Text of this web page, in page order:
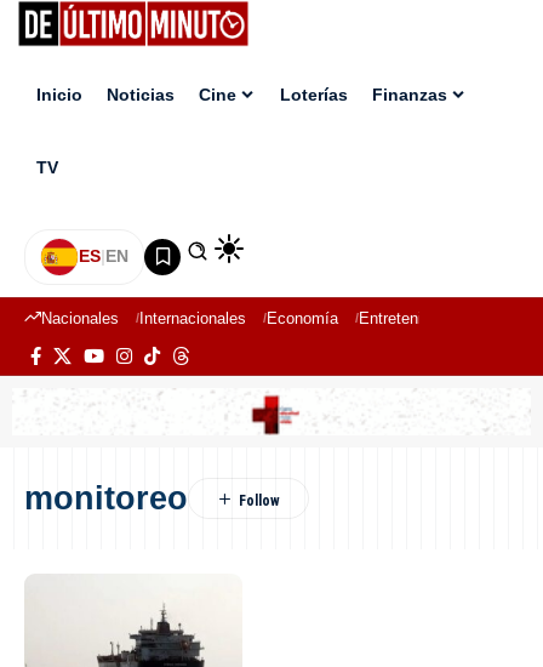
Inicio Noticias Cine Loterías Finanzas
TV
ES|EN
Nacionales Internacionales Economía Entretenimiento
monitoreo